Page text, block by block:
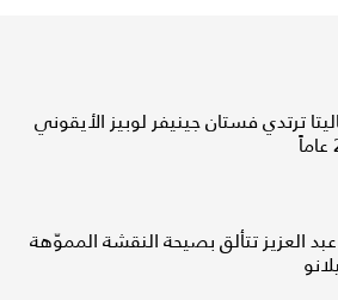
ترتدي فستان جينيفر لوبيز الأيقوني
العزيز تتألق بصيحة النقشة المموّهة